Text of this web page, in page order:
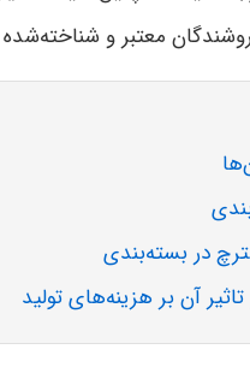
معتبر و
در بسته‌بندی
آن بر هزینه‌های تولید